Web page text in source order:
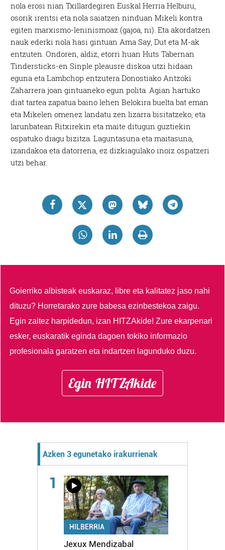
nola erosi nian Txillardegiren Euskal Herria Helburu,
osorik irentsi eta nola saiatzen ninduan Mikeli kontra
egiten marxismo-leninismoaz (gajoa, ni). Eta akordatzen
nauk ederki nola hasi gintuan Ama Say, Dut eta M-ak
entzuten. Ondoren, aldiz, etorri huan Huts Tabernan
Tindersticks-en Sinple pleausre diskoa utzi hidaan
eguna eta Lambchop entzutera Donostiako Antzoki
Zaharrera joan gintuaneko egun polita. Agian hartuko
diat tartea zapatua baino lehen Belokira buelta bat eman
eta Mikelen omenez landatu zen lizarra bisitatzeko, eta
larunbatean Ritxirekin eta maite ditugun guztiekin
ospatuko diagu bizitza. Laguntasuna eta maitasuna,
izandakoa eta datorrena, ez dizkiagulako inoiz ospatzeri
utzi behar.
Goierriko albisteak euskaraz, libre eta kalitatez jaso nahi
dituzu? Horretarako zure babesa ezinbestekoa zaigu.
Egin zaitez harpidedun, izan HITZAkide!Zure ekarpenari
esker, euskaratik eginda dagoen tokiko informazio
profesionala garatzen eta indartzen lagunduko duzu.
Egin HITZAkide
Azken 3 egunetako irakurrienak
1
HILBERRIA
Jexux Mendizabal